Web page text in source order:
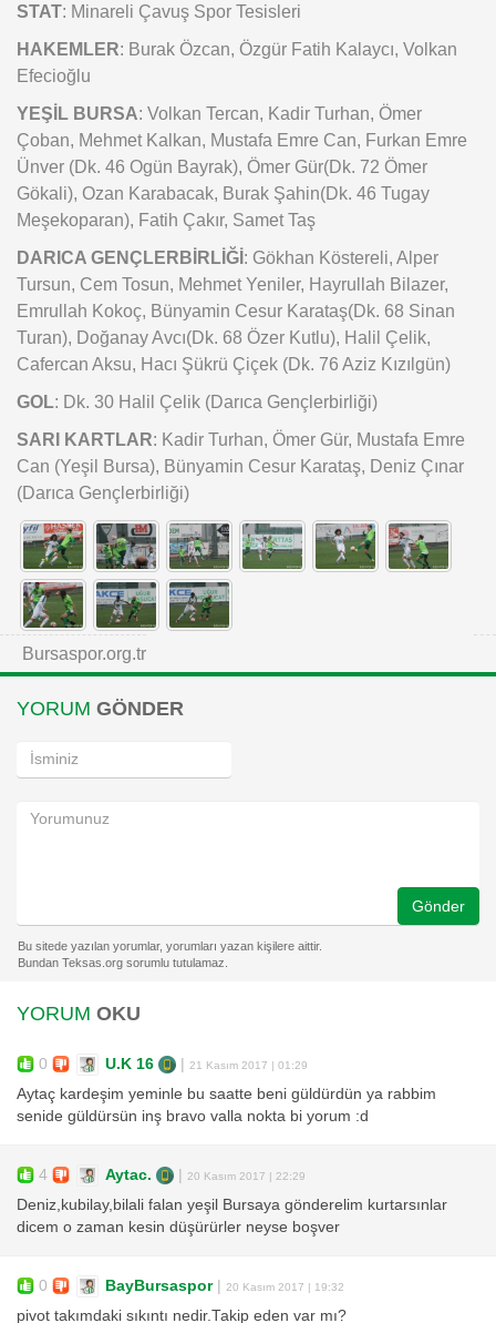
STAT: Minareli Çavuş Spor Tesisleri
HAKEMLER: Burak Özcan, Özgür Fatih Kalaycı, Volkan
Efecioğlu
YEŞİL BURSA: Volkan Tercan, Kadir Turhan, Ömer
Çoban, Mehmet Kalkan, Mustafa Emre Can, Furkan Emre
Ünver (Dk. 46 Ogün Bayrak), Ömer Gür(Dk. 72 Ömer
Gökali), Ozan Karabacak, Burak Şahin(Dk. 46 Tugay
Meşekoparan), Fatih Çakır, Samet Taş
DARICA GENÇLERBİRLİĞİ: Gökhan Köstereli, Alper
Tursun, Cem Tosun, Mehmet Yeniler, Hayrullah Bilazer,
Emrullah Kokoç, Bünyamin Cesur Karataş(Dk. 68 Sinan
Turan), Doğanay Avcı(Dk. 68 Özer Kutlu), Halil Çelik,
Cafercan Aksu, Hacı Şükrü Çiçek (Dk. 76 Aziz Kızılgün)
GOL: Dk. 30 Halil Çelik (Darıca Gençlerbirliği)
SARI KARTLAR: Kadir Turhan, Ömer Gür, Mustafa Emre
Can (Yeşil Bursa), Bünyamin Cesur Karataş, Deniz Çınar
(Darıca Gençlerbirliği)
Bursaspor.org.tr
YORUM GÖNDER
Gönder
YORUM OKU
0 U.K 16 | 21 Kasım 2017 | 01:29
Aytaç kardeşim yeminle bu saatte beni güldürdün ya rabbim
senide güldürsün inş bravo valla nokta bi yorum :d
4 Aytac. | 20 Kasım 2017 | 22:29
Deniz,kubilay,bilali falan yeşil Bursaya gönderelim kurtarsınlar
dicem o zaman kesin düşürürler neyse boşver
0 BayBursaspor| 20 Kasım 2017 | 19:32
pivot takımdaki sıkıntı nedir.Takip eden var mı?